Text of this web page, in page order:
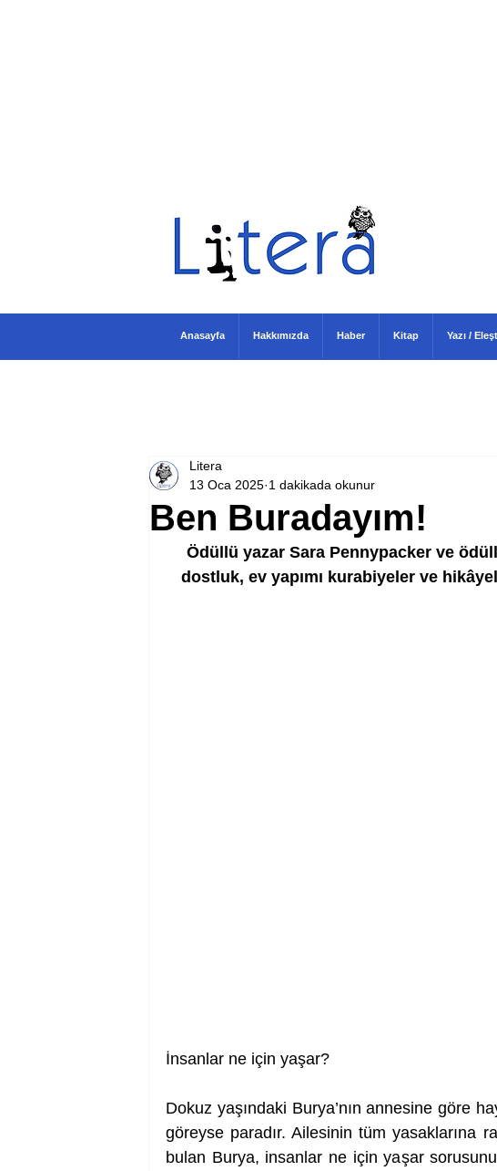
Ben Buradayım!
Litera
13 Oca 2025 1 dakikada okunur
Ödüllü yazar Sara Pennypacker ve
dostluk, ev yapımı kurabiyeler ve
İnsanlar ne için yaşar?
Dokuz yaşındaki Burya’nın annesine göre
göreyse paradır. Ailesinin tüm yasaklarına
bulan Burya, insanlar ne için yaşar
Anasayfa Hakkımızda Haber Kitap Yazı /